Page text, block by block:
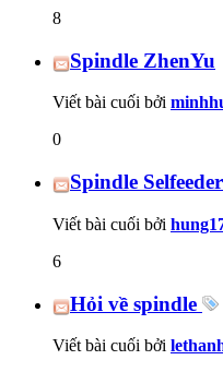
8
Spindle ZhenYu
Viết bài cuối bởi
0
Spindle
Viết bài cuối bởi
6
Hỏi về spindle
Viết bài cuối bởi